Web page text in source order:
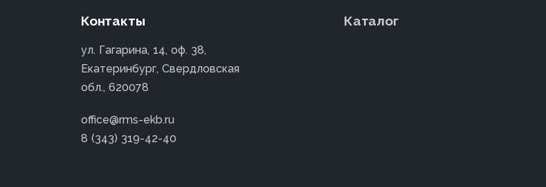
Контакты
ул. Гагарина, 14, оф. 38,
Екатеринбург, Свердловская
обл., 620078
office@rms-ekb.ru
8 (343) 319-42-40
Каталог